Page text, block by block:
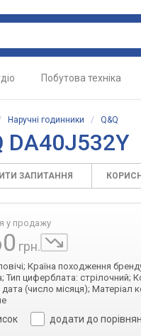
Побутова техніка
Наручні годинники / Q&Q
DA40J532Y
ЗАПИТАННЯ
у продажу
грн.
Країна походження
Тип циферблата: стрілочний;
(число місяця); Матеріал
додати до